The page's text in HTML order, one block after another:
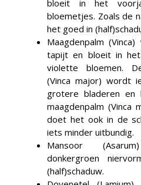
bloeit in het
bloemetjes. Zoals de
het goed in
Maagdenpalm
tapijt en bloeit in
violette bloemen.
(Vinca major) wordt
grotere bladeren en
maagdenpalm (Vinca
doet het ook in de
iets minder uitbundig.
Mansoor
donkergroen
(half)schaduw.